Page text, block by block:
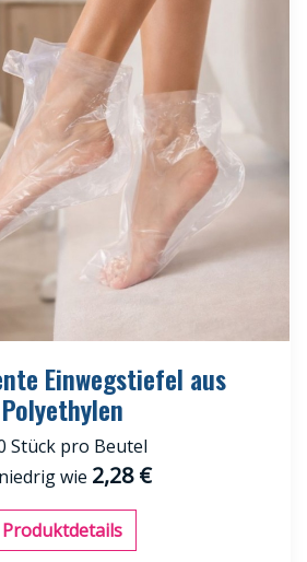
Einwegstiefel aus
Polyethylen
Stück pro Beutel
wie 2,28 €
Produktdetails